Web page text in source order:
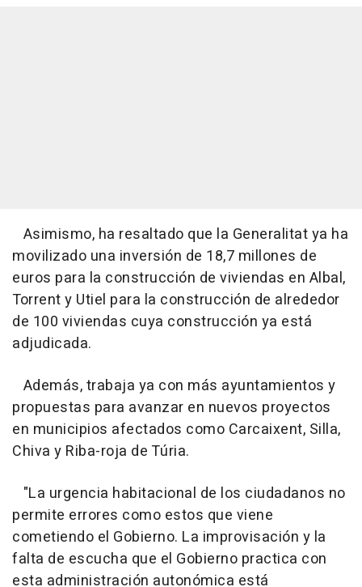
Asimismo, ha resaltado que la Generalitat ya ha
movilizado una inversión de 18,7 millones de
euros para la construcción de viviendas en Albal,
Torrent y Utiel para la construcción de alrededor
de 100 viviendas cuya construcción ya está
adjudicada.
Además, trabaja ya con más ayuntamientos y
propuestas para avanzar en nuevos proyectos
en municipios afectados como Carcaixent, Silla,
Chiva y Riba-roja de Túria.
"La urgencia habitacional de los ciudadanos no
permite errores como estos que viene
cometiendo el Gobierno. La improvisación y la
falta de escucha que el Gobierno practica con
esta administración autonómica está